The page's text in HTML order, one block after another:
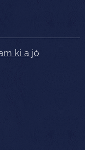
ki a jó